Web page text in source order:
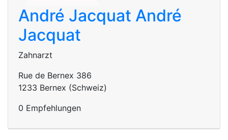
André Jacquat André
Jacquat
Zahnarzt
Rue de Bernex 386
1233 Bernex (Schweiz)
0 Empfehlungen